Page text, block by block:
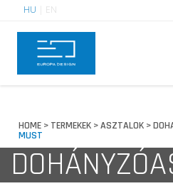
HU EN
HOME > TERMEKEK >ASZTALOK >
MUST